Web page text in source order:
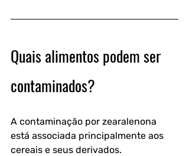
Quais alimentos podem ser
contaminados?
A contaminação por zearalenona
está associada principalmente aos
cereais e seus derivados.